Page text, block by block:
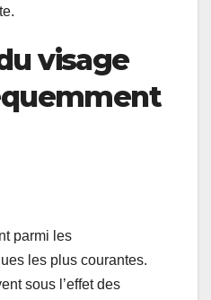
visage
parmi les
les plus courantes.
sous l’effet des